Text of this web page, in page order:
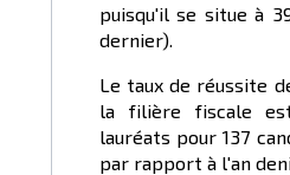
puisqu'il se situe à
dernier).
Le taux de réussite
la filière fiscale
lauréats pour 137
par rapport à l'an